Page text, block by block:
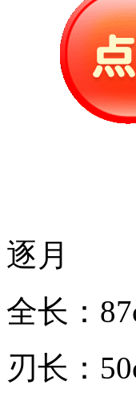
逐月
全长：
刃长：